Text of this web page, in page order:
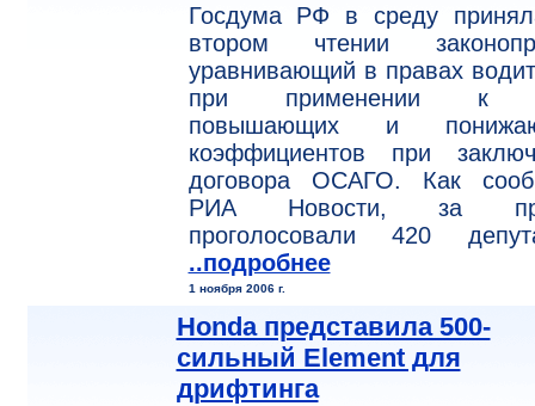
Госдума РФ в среду
втором чтении
уравнивающий в правах
при применении к
повышающих и
коэффициентов при
договора ОСАГО. Как
РИА Новости, за
проголосовали 420
..подробнее
1 ноября 2006 г.
Honda представила 500-
сильный Element для
дрифтинга